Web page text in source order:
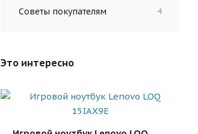
Советы покупателям 4
Это интересно